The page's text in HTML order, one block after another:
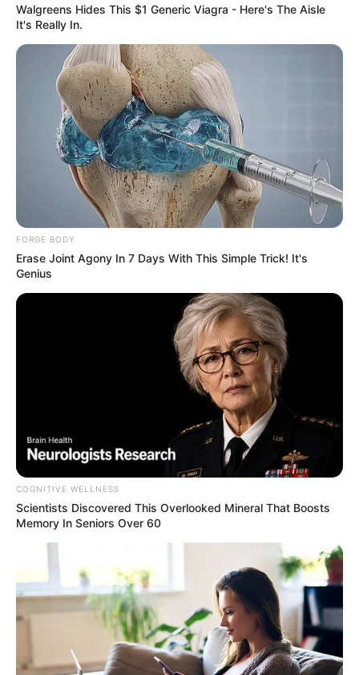
Pronostic PMU du Quinté en 6
chevaux
3 HAMILTON DU HAM
15 HUDO DU RUEL
4 GRAND CANYON
10 GOLDWYN DU CAUX
9 GOLDORACK
7 EASY ATOUT
Base Quinté et l’Outsider du jour.
Walgreens Hides This $1 Generic Viagra - Here's The Aisle
It's Really In.
FORGE BODY
Erase Joint Agony In 7 Days With This Simple Trick! It's
Genius
COGNITIVE WELLNESS
Scientists Discovered This Overlooked Mineral That Boosts
Memory In Seniors Over 60